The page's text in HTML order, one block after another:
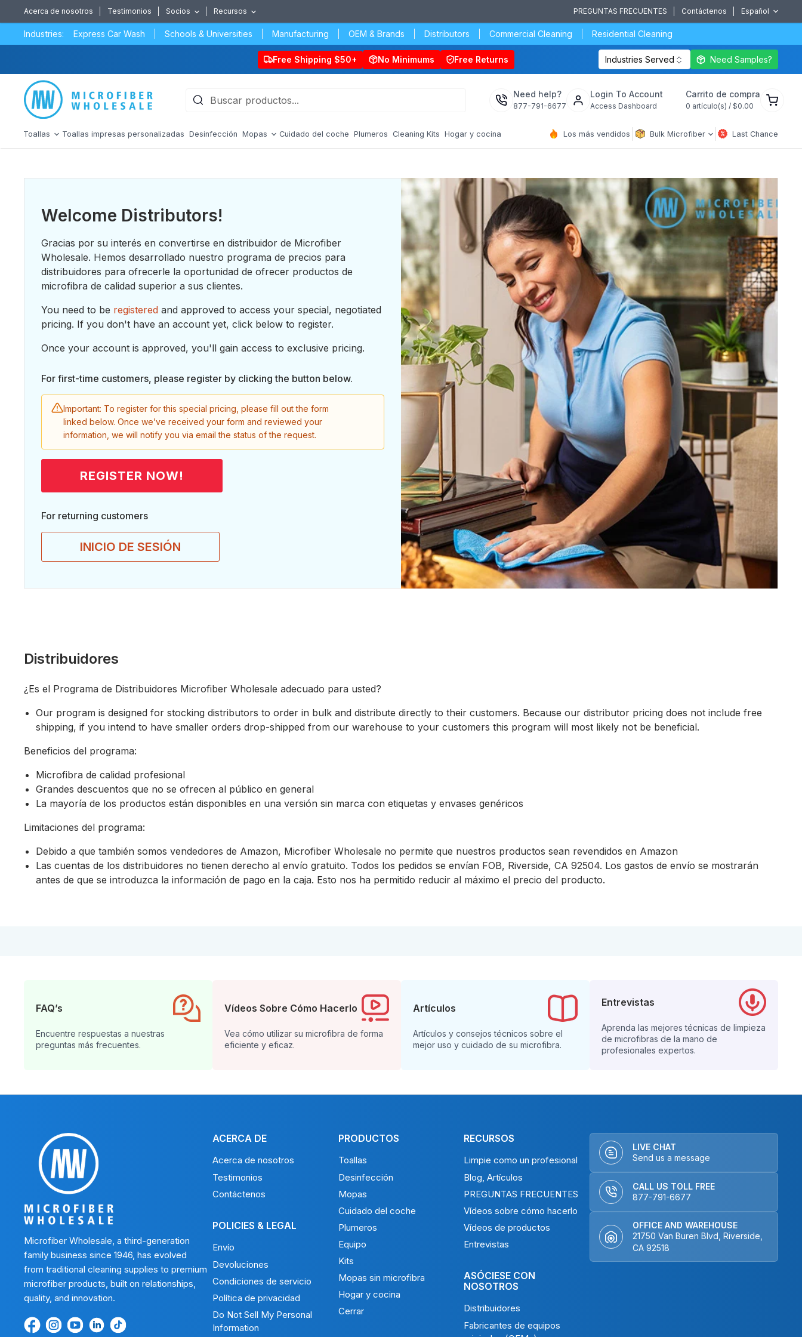
Acerca de nosotros Testimonios Socios Recursos PREGUNTAS FRECUENTES Contáctenos Español
Industries: Express Car Wash Schools & Universities Manufacturing OEM & Brands Distributors Commercial Cleaning Residential Cleaning
Free Shipping $50+ No Minimums Free Returns Industries Served Need Samples?
Need help?
877-791-6677
Login To Account
Access Dashboard
Carrito de compra
0 artículo(s) / $0.00
Ver
carrito
compra
Toallas Toallas impresas personalizadas Desinfección Mopas Cuidado del coche Plumeros Cleaning Kits Hogar y cocina Los más vendidos Bulk Microfiber Last Chance
Welcome Distributors!
Gracias por su interés en convertirse en distribuidor de Microfiber
Wholesale. Hemos desarrollado nuestro programa de precios para
distribuidores para ofrecerle la oportunidad de ofrecer productos de
microfibra de calidad superior a sus clientes.
You need to be registered and approved to access your special, negotiated
pricing. If you don't have an account yet, click below to register.
Once your account is approved, you'll gain access to exclusive pricing.
For first-time customers, please register by clicking the button below.
Important: To register for this special pricing, please fill out the form
linked below. Once we’ve received your form and reviewed your
information, we will notify you via email the status of the request.
REGISTER NOW!
For returning customers
INICIO DE SESIÓN
Distribuidores
¿Es el Programa de Distribuidores Microfiber Wholesale adecuado para usted?
Our program is designed for stocking distributors to order in bulk and distribute directly to their customers. Because our distributor pricing does not include free
shipping, if you intend to have smaller orders drop-shipped from our warehouse to your customers this program will most likely not be beneficial.
Beneficios del programa:
Microfibra de calidad profesional
Grandes descuentos que no se ofrecen al público en general
La mayoría de los productos están disponibles en una versión sin marca con etiquetas y envases genéricos
Limitaciones del programa:
Debido a que también somos vendedores de Amazon, Microfiber Wholesale no permite que nuestros productos sean revendidos en Amazon
Las cuentas de los distribuidores no tienen derecho al envío gratuito. Todos los pedidos se envían FOB, Riverside, CA 92504. Los gastos de envío se mostrarán
antes de que se introduzca la información de pago en la caja. Esto nos ha permitido reducir al máximo el precio del producto.
FAQ’s
Encuentre respuestas a nuestras
preguntas más frecuentes.
Vídeos Sobre Cómo Hacerlo
Vea cómo utilizar su microfibra de forma
eficiente y eficaz.
Artículos
Artículos y consejos técnicos sobre el
mejor uso y cuidado de su microfibra.
Entrevistas
Aprenda las mejores técnicas de limpieza
de microfibras de la mano de
profesionales expertos.
Microfiber Wholesale, a third-generation
family business since 1946, has evolved
from traditional cleaning supplies to premium
microfiber products, built on relationships,
quality, and innovation.
Encuéntrenos
Find
Encuéntrenos
Find
ACERCA DE
Acerca de nosotros
Testimonios
Contáctenos
POLICIES & LEGAL
Envío
Devoluciones
Condiciones de servicio
Política de privacidad
Do Not Sell My Personal
Information
PRODUCTOS
Toallas
Desinfección
Mopas
Cuidado del coche
Plumeros
Equipo
Kits
Mopas sin microfibra
Hogar y cocina
Cerrar
RECURSOS
Limpie como un profesional
Blog, Artículos
PREGUNTAS FRECUENTES
Vídeos sobre cómo hacerlo
Vídeos de productos
Entrevistas
ASÓCIESE CON
NOSOTROS
Distribuidores
Fabricantes de equipos
LIVE CHAT
Send us a message
CALL US TOLL FREE
877-791-6677
OFFICE AND WAREHOUSE
21750 Van Buren Blvd, Riverside,
CA 92518